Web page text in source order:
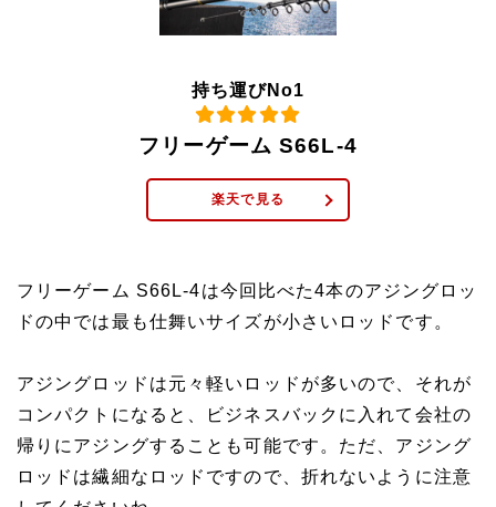
持ち運びNo1
フリーゲーム S66L-4
楽天で見る
フリーゲーム S66L-4は今回比べた4本のアジングロッ
ドの中では最も仕舞いサイズが小さいロッドです。
アジングロッドは元々軽いロッドが多いので、それが
コンパクトになると、ビジネスバックに入れて会社の
帰りにアジングすることも可能です。ただ、アジング
ロッドは繊細なロッドですので、折れないように注意